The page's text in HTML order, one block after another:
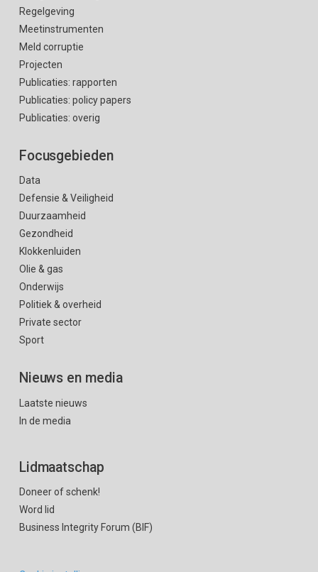
Regelgeving
Meetinstrumenten
Meld corruptie
Projecten
Publicaties: rapporten
Publicaties: policy papers
Publicaties: overig
Focusgebieden
Data
Defensie & Veiligheid
Duurzaamheid
Gezondheid
Klokkenluiden
Olie & gas
Onderwijs
Politiek & overheid
Private sector
Sport
Nieuws en media
Laatste nieuws
In de media
Lidmaatschap
Doneer of schenk!
Word lid
Business Integrity Forum (BIF)